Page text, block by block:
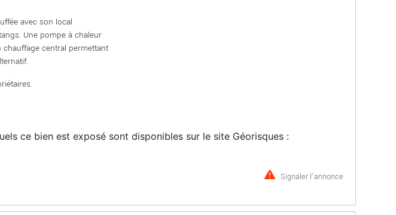
avec son local
Une pompe à chaleur
central permettant
ce bien est exposé sont disponibles sur le site Géorisques :
Signaler l'annonce